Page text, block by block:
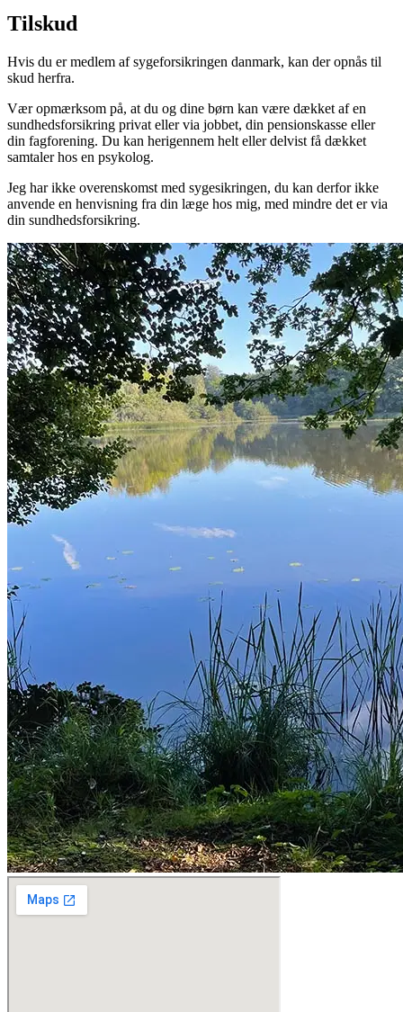
Tilskud
Hvis du er medlem af sygeforsikringen danmark, kan der opnås til
skud herfra.
Vær opmærksom på, at du og dine børn kan være dækket af en
sundhedsforsikring privat eller via jobbet, din pensionskasse eller
din fagforening. Du kan herigennem helt eller delvist få dækket
samtaler hos en psykolog.
Jeg har ikke overenskomst med sygesikringen, du kan derfor ikke
anvende en henvisning fra din læge hos mig, med mindre det er via
din sundhedsforsikring.